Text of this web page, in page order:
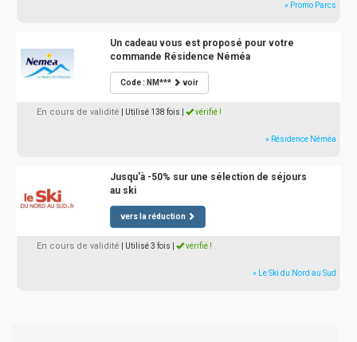
» Promo Parcs
Un cadeau vous est proposé pour votre
commande Résidence Néméa
Code : NM*** voir
En cours de validité | Utilisé 138 fois vérifié !
» Résidence Néméa
Jusqu'à -50% sur une sélection de séjours
au ski
vers la réduction
En cours de validité | Utilisé 3 fois vérifié !
» Le Ski du Nord au Sud